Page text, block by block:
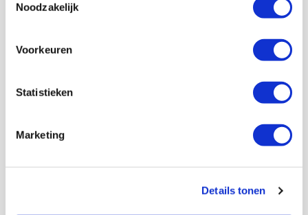
Noodzakelijk
Voorkeuren
Statistieken
Marketing
Details tonen
Bekijk meer
AUG
11